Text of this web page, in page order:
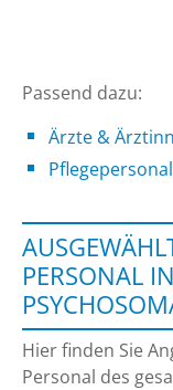
Passend dazu:
Ärzte &
Pflegepersonal
PERSONAL
Hier finden Sie
Personal des